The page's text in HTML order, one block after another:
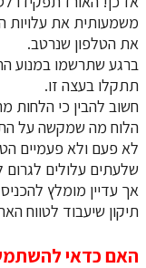
משמעותית את עלויות
את הטלפון שנרטב.
ברגע שתרשמו במנוע
תתקלו בעצה זו.
חשוב להבין כי הלחות
הלוח מה שמקשה על
לא פעם ולא פעמיים
שלעתים עלולים
אך עדיין מומלץ
תיקון שיעבוד לטווח
האם כדאי